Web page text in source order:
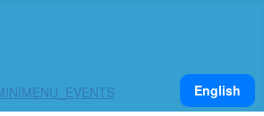
Sélectionnez
English